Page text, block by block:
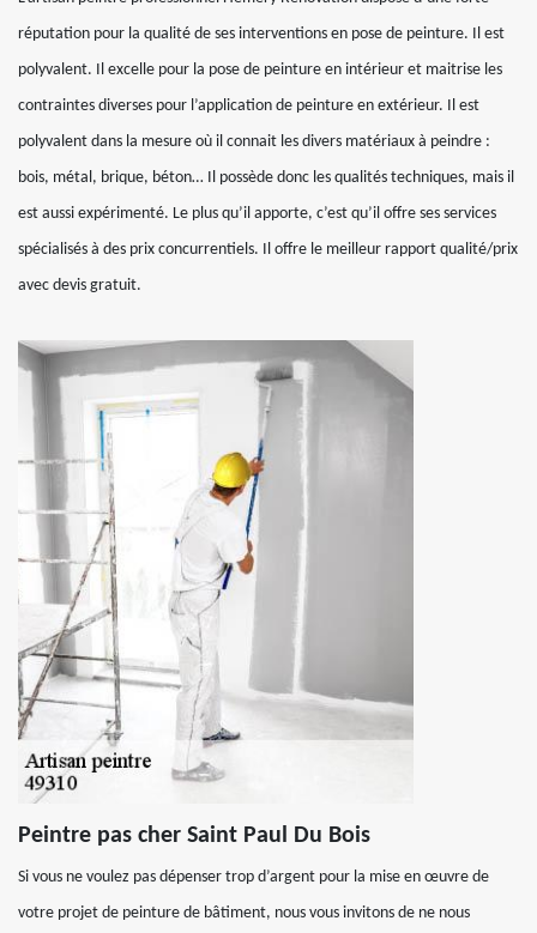
réputation pour la qualité de ses interventions en pose de peinture. Il est
polyvalent. Il excelle pour la pose de peinture en intérieur et maitrise les
contraintes diverses pour l’application de peinture en extérieur. Il est
polyvalent dans la mesure où il connait les divers matériaux à peindre :
bois, métal, brique, béton… Il possède donc les qualités techniques, mais il
est aussi expérimenté. Le plus qu’il apporte, c’est qu’il offre ses services
spécialisés à des prix concurrentiels. Il offre le meilleur rapport qualité/prix
avec devis gratuit.
Peintre pas cher Saint Paul Du Bois
Si vous ne voulez pas dépenser trop d’argent pour la mise en œuvre de
votre projet de peinture de bâtiment, nous vous invitons de ne nous